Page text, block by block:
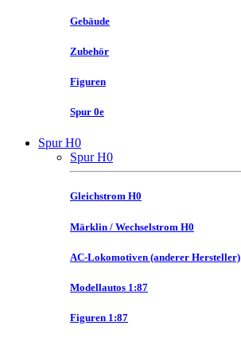
Gebäude
Zubehör
Figuren
Spur 0e
Spur H0
Spur H0
Gleichstrom H0
Märklin / Wechselstrom H0
AC-Lokomotiven (anderer Hersteller)
Modellautos 1:87
Figuren 1:87